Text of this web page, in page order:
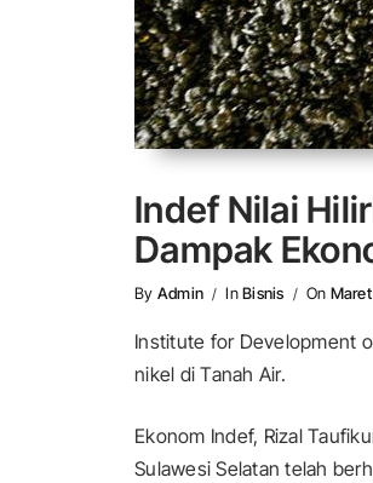
Indef Nilai
Dampak
By Admin InBisnis On
Institute for Development
nikel di Tanah Air.
Ekonom Indef, Rizal
Sulawesi Selatan telah